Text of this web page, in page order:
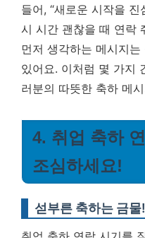
들어, “새로운 시작을
시 시간 괜찮을 때 연락
먼저 생각하는 메시지
있어요. 이처럼 몇 가지
러분의 따뜻한 축하 메
4. 취업 축하
조심하세요!
섣부른 축하는 금